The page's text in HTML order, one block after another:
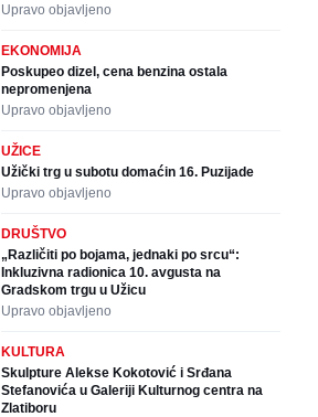
Upravo objavljeno
EKONOMIJA
Poskupeo dizel, cena benzina ostala
nepromenjena
Upravo objavljeno
UŽICE
Užički trg u subotu domaćin 16. Puzijade
Upravo objavljeno
DRUŠTVO
„Različiti po bojama, jednaki po srcu“:
Inkluzivna radionica 10. avgusta na
Gradskom trgu u Užicu
Upravo objavljeno
KULTURA
Skulpture Alekse Kokotović i Srđana
Stefanovića u Galeriji Kulturnog centra na
Zlatiboru